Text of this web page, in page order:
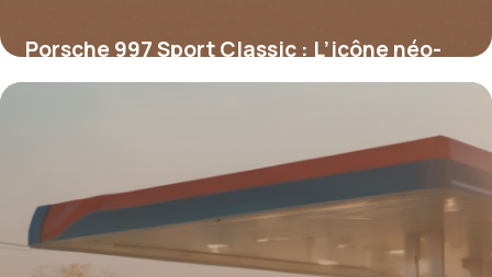
Porsche 997 Sport Classic : L’icône néo-
rétro des passionnés